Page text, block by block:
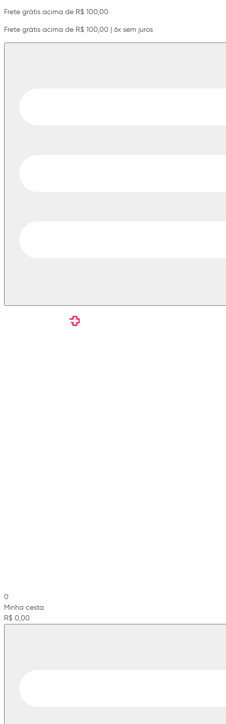
Frete grátis acima de R$ 100,00
Frete grátis acima de R$ 100,00 | 6x sem juros
0
Minha cesta
R$ 0,00